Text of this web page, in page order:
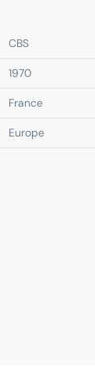
CBS
1970
France
Europe